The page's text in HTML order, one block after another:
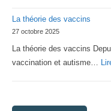
La théorie des vaccins
27 octobre 2025
La théorie des vaccins
vaccination et autisme…